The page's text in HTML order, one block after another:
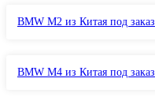
BMW M2 из Китая под заказ
BMW M4 из Китая под заказ